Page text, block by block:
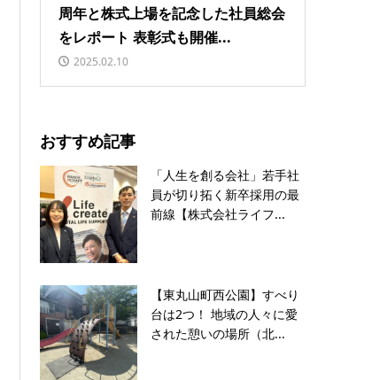
周年と株式上場を記念した社員総会
をレポート 表彰式も開催...
2025.02.10
おすすめ記事
「人生を創る会社」若手社
員が切り拓く新卒採用の最
前線【株式会社ライフ...
【東丸山町西公園】すべり
台は2つ！ 地域の人々に愛
された憩いの場所（北...